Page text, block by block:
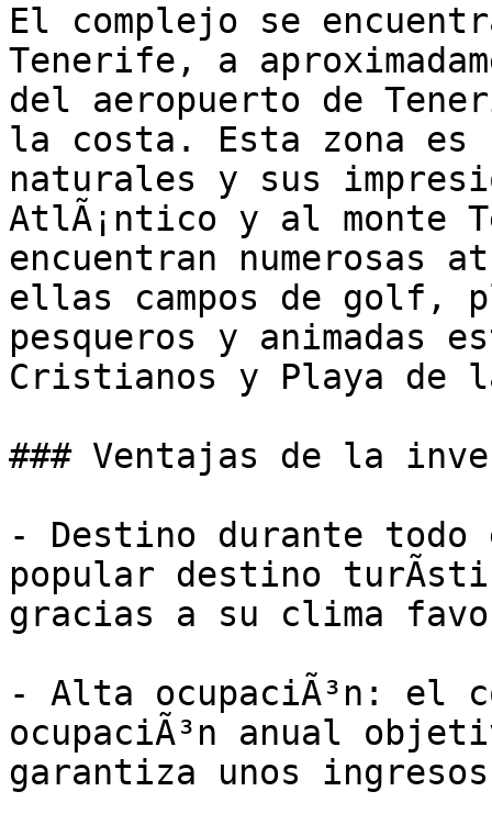
El complejo se
Tenerife, a
del aeropuerto de
la costa. Esta zona es
naturales y sus
AtlÃ¡ntico y al monte
encuentran numerosas
ellas campos de golf,
pesqueros y animadas
Cristianos y Playa de
### Ventajas de la
- Destino durante
popular destino
gracias a su clima
- Alta ocupaciÃ³n: el
ocupaciÃ³n anual
garantiza unos